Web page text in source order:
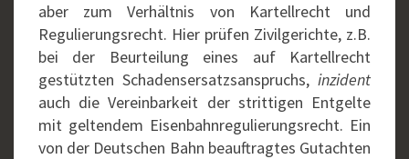
aber zum Verhältnis von Kartellrecht und
Regulierungsrecht. Hier prüfen Zivilgerichte, z.B.
bei der Beurteilung eines auf Kartellrecht
gestützten Schadensersatzsanspruchs, inzident
auch die Vereinbarkeit der strittigen Entgelte
mit geltendem Eisenbahnregulierungsrecht. Ein
von der Deutschen Bahn beauftragtes Gutachten